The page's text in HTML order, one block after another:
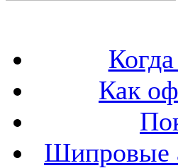
Как
Шипровые